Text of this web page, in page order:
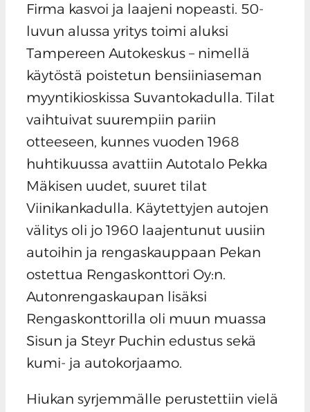
Firma kasvoi ja laajeni nopeasti. 50-
luvun alussa yritys toimi aluksi
Tampereen Autokeskus – nimellä
käytöstä poistetun bensiiniaseman
myyntikioskissa Suvantokadulla. Tilat
vaihtuivat suurempiin pariin
otteeseen, kunnes vuoden 1968
huhtikuussa avattiin Autotalo Pekka
Mäkisen uudet, suuret tilat
Viinikankadulla. Käytettyjen autojen
välitys oli jo 1960 laajentunut uusiin
autoihin ja rengaskauppaan Pekan
ostettua Rengaskonttori Oy:n.
Autonrengaskaupan lisäksi
Rengaskonttorilla oli muun muassa
Sisun ja Steyr Puchin edustus sekä
kumi- ja autokorjaamo.
Hiukan syrjemmälle perustettiin vielä